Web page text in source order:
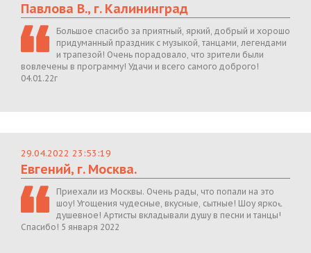
Павлова В., г. Калининград
Большое спасибо за приятный, яркий, добрый и хорошо
придуманный праздник с музыкой, танцами, легендами
и трапезой! Очень порадовало, что зрители были
вовлечены в программу! Удачи и всего самого доброго!
04.01.22г
29.04.2022 23:53:19
Евгений, г. Москва.
Приехали из Москвы. Очень рады, что попали на это
шоу! Угощения чудесные, вкусные, сытные! Шоу яркое,
душевное! Артисты вкладывали душу в песни и танцы!
Спасибо! 5 января 2022